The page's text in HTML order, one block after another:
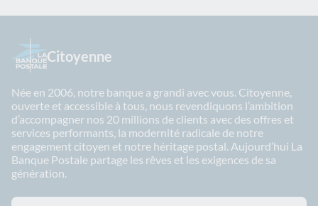
Citoyenne
Née en 2006, notre banque a grandi avec vous. Citoyenne,
ouverte et accessible à tous, nous revendiquons l’ambition
d’accompagner nos 20 millions de clients avec des offres et
services performants, la modernité radicale de notre
engagement citoyen et notre héritage postal. Aujourd’hui La
Banque Postale partage les rêves et les exigences de sa
génération.